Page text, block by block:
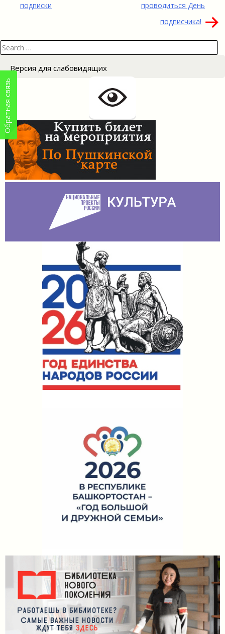
подписки
проводиться День
подписчика!
Search
for:
Версия для слабовидящих
Обратная связь